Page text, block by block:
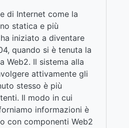
di Internet come la
statica e più
iniziato a diventare
quando si è tenuta la
Web2. Il sistema alla
attivamente gli
stesso è più
Il modo in cui
informazioni è
con componenti Web2